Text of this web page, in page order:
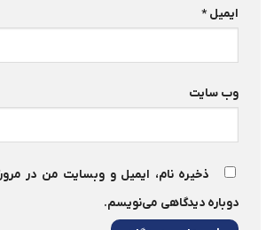
ایمیل*
وب‌ سایت
ذخیره نام، ایمیل و وبسایت من در
دوباره دیدگاهی می‌نویسم.